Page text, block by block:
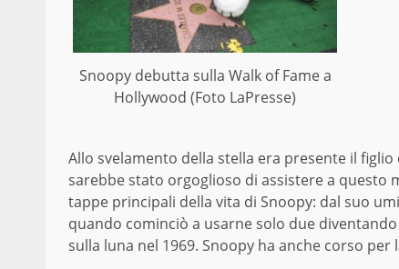
Snoopy debutta sulla Walk of Fame a
Hollywood (Foto LaPresse)
Allo svelamento della stella era presente il
sarebbe stato orgoglioso di assistere a
tappe principali della vita di Snoopy: dal suo
quando cominciò a usarne solo due
sulla luna nel 1969. Snoopy ha anche corso